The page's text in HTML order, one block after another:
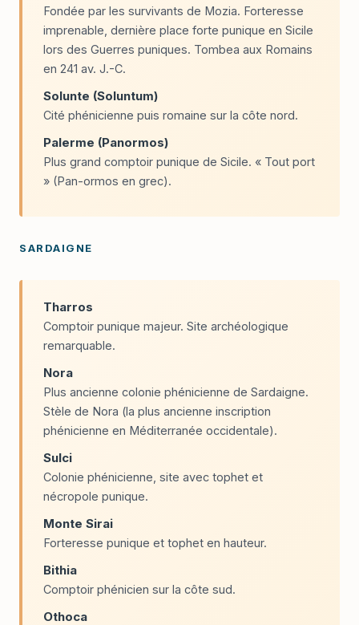
Fondée par les survivants de Mozia. Forteresse
imprenable, dernière place forte punique en Sicile
lors des Guerres puniques. Tombea aux Romains
en 241 av. J.-C.
Solunte (Soluntum)
Cité phénicienne puis romaine sur la côte nord.
Palerme (Panormos)
Plus grand comptoir punique de Sicile. « Tout port
» (Pan-ormos en grec).
SARDAIGNE
Tharros
Comptoir punique majeur. Site archéologique
remarquable.
Nora
Plus ancienne colonie phénicienne de Sardaigne.
Stèle de Nora (la plus ancienne inscription
phénicienne en Méditerranée occidentale).
Sulci
Colonie phénicienne, site avec tophet et
nécropole punique.
Monte Sirai
Forteresse punique et tophet en hauteur.
Bithia
Comptoir phénicien sur la côte sud.
Othoca